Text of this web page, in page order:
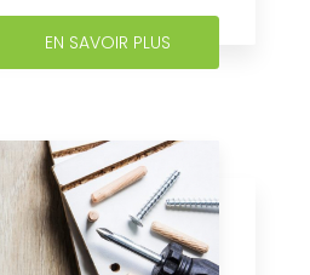
EN SAVOIR PLUS